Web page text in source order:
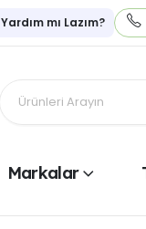
Yardım mı Lazım?
Markalar